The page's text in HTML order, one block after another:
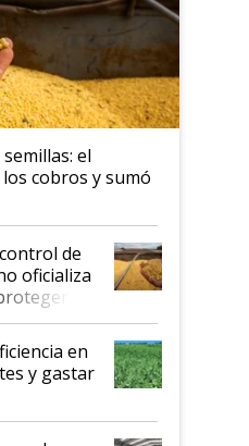
el
cobros y sumó
de
oficializa
la
en
y gastar
campaña